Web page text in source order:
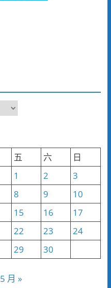
五 六
日
1
2
3
8 9
10
15 16
17
22 23
24
29 30
5 月 »